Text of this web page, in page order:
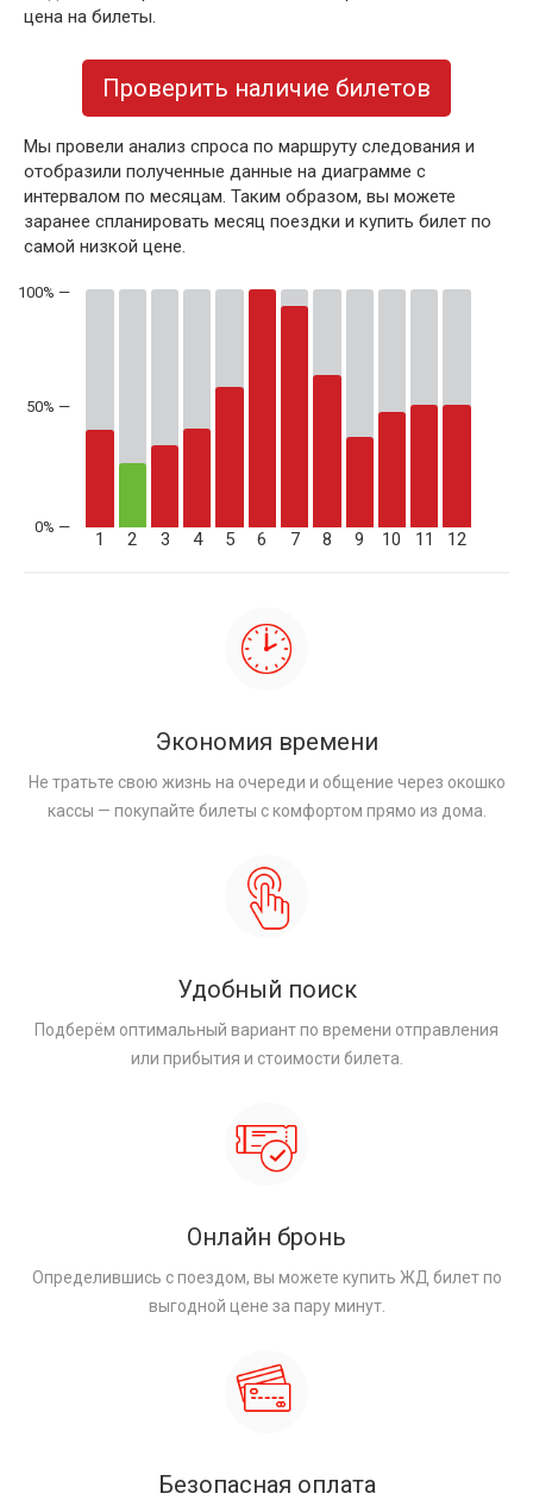
цена на билеты.
Проверить наличие билетов
Мы провели анализ спроса по маршруту следования и
отобразили полученные данные на диаграмме с
интервалом по месяцам. Таким образом, вы можете
заранее спланировать месяц поездки и купить билет по
самой низкой цене.
50% —
1 2 3 4 5 6 7 8 9 10 11 12
Экономия времени
Не тратьте свою жизнь на очереди и общение через окошко
кассы — покупайте билеты с комфортом прямо из дома.
Удобный поиск
Подберём оптимальный вариант по времени отправления
или прибытия и стоимости билета.
Онлайн бронь
Определившись с поездом, вы можете купить ЖД билет по
выгодной цене за пару минут.
Безопасная оплата